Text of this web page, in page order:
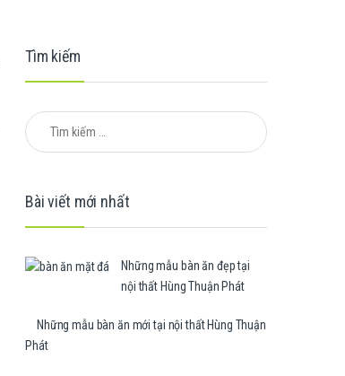
Tìm kiếm
Tìm kiếm cho:
Bài viết mới nhất
Những mẫu bàn ăn đẹp tại
nội thất Hùng Thuận Phát
Những mẫu bàn ăn mới tại nội thất Hùng Thuận
Phát